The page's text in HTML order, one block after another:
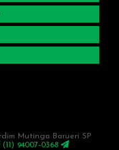
sólidos
Mutinga Barueri SP
(11) 94007-0368